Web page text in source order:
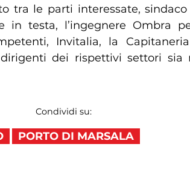
tra le parti interessate,
in testa, l’ingegnere Ombra
Invitalia, la
dei rispettivi settori sia
Condividi su:
PORTO DI MARSALA